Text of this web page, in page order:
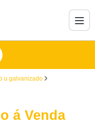
u galvanizado
á Venda